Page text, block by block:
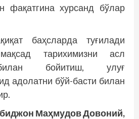
фақатгина хурсанд бўлар
баҳсларда туғилади
тарихимизни асл
бойитиш, улуғ
адолатни бўй-басти билан
Маҳмудов Довоний,